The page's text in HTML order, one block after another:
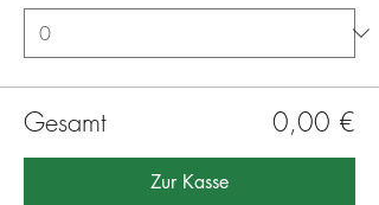
Gesamt 0,00 €
Zur Kasse